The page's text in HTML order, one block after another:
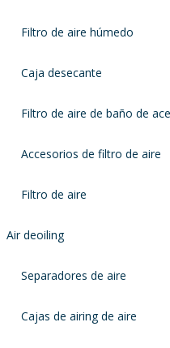
Filtro de aire húmedo
Caja desecante
Filtro de aire de baño de
Accesorios de filtro de aire
Filtro de aire
Air deoiling
Separadores de aire
Cajas de airing de aire